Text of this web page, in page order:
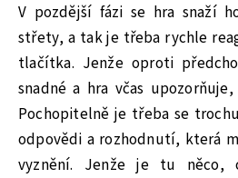
V pozdější fázi se hra snaží
střety, a tak je třeba rychle
tlačítka. Jenže oproti
snadné a hra včas
Pochopitelně je třeba se
odpovědi a rozhodnutí, která
vyznění. Jenže je tu něco,